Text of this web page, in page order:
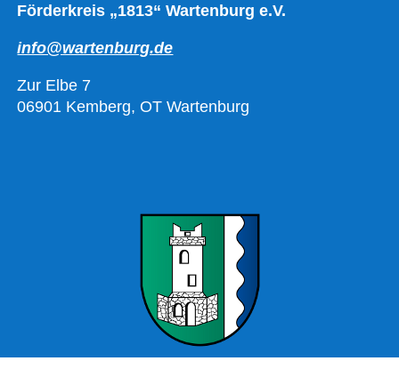
Förderkreis „1813“ Wartenburg e.V.
info@wartenburg.de
Zur Elbe 7
06901 Kemberg, OT Wartenburg